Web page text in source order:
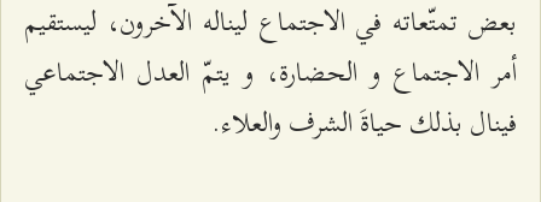
بعض تمتّعاته في الاجتماع ليناله الآخرون، ليستقيم
أمر الاجتماع و الحضارة، و يتمّ العدل الاجتماعي
فينال بذلك حياةَ الشرف والعلاء.